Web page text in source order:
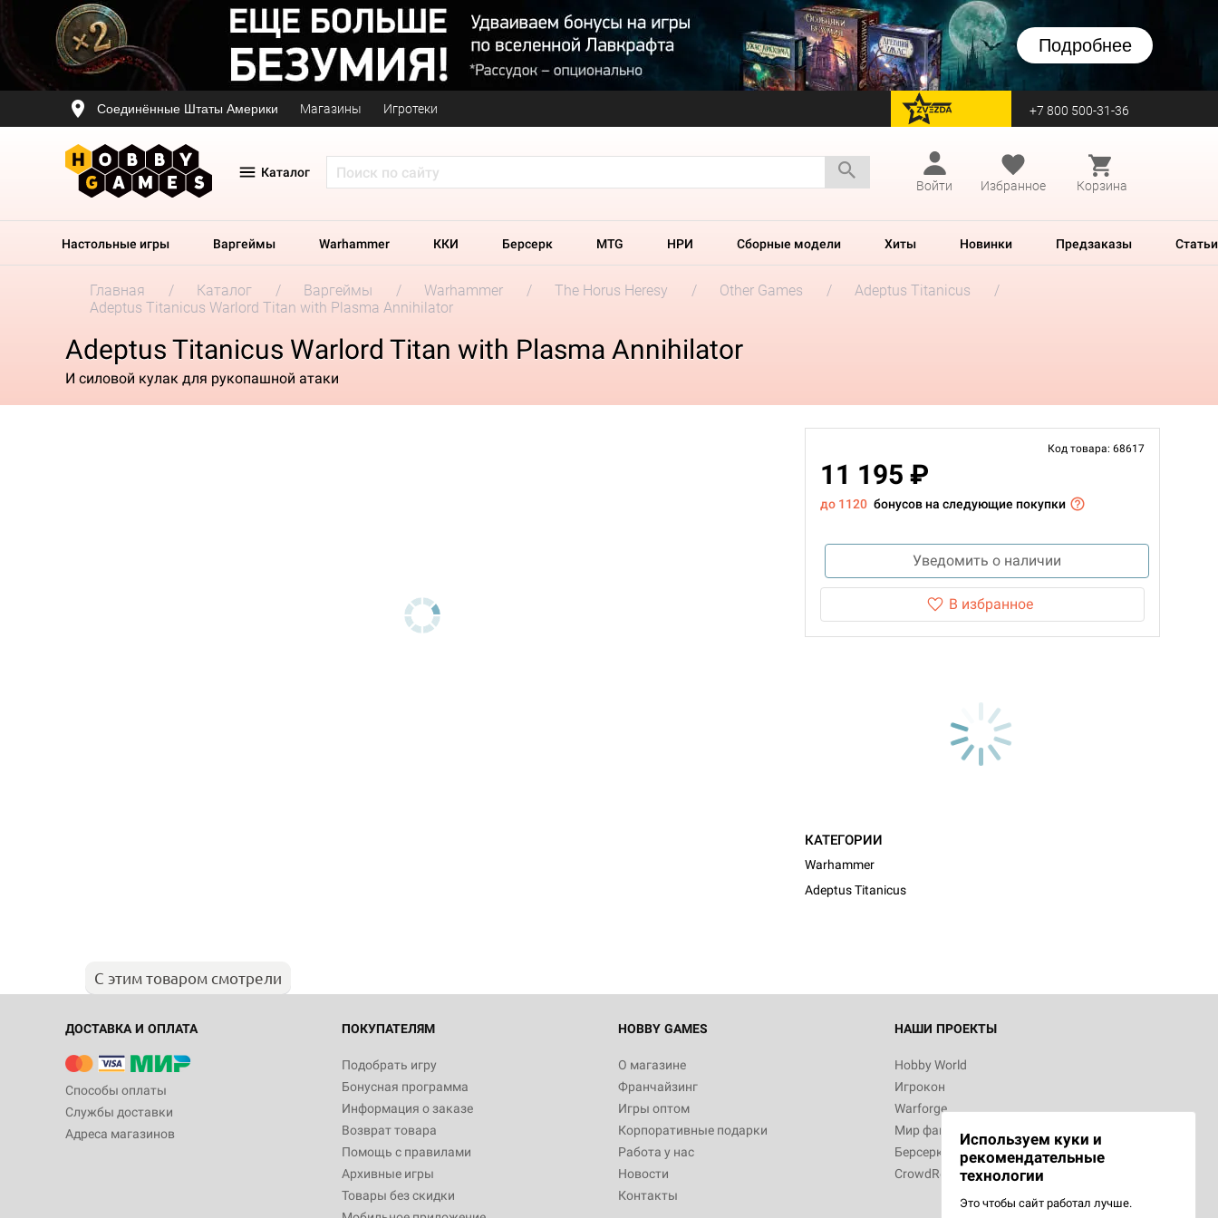
Подробнее
Соединённые Штаты Америки Магазины Игротеки перейти на Zvezda +7 800 500-31-36
Каталог
Войти
Избранное Корзина
Настольные игры Варгеймы Warhammer ККИ Берсерк MTG НРИ Сборные модели Хиты Новинки Предзаказы Статьи
Главная Каталог Варгеймы Warhammer The Horus Heresy Other Games
Adeptus Titanicus
Adeptus Titanicus Warlord Titan with Plasma Annihilator
Adeptus Titanicus Warlord Titan with Plasma Annihilator
И силовой кулак для рукопашной атаки
Код товара: 68617
11 195 ₽
до 1120 бонусов на следующие покупки
Уведомить о наличии
В избранное
КАТЕГОРИИ
Warhammer
Adeptus Titanicus
С этим товаром смотрели
ДОСТАВКА И ОПЛАТА
Способы оплаты
Службы доставки
Адреса магазинов
ПОКУПАТЕЛЯМ
Подобрать игру
Бонусная программа
Информация о заказе
Возврат товара
Помощь с правилами
Архивные игры
Товары без скидки
HOBBY GAMES
О магазине
Франчайзинг
Игры оптом
Корпоративные подарки
Работа у нас
Новости
Контакты
НАШИ ПРОЕКТЫ
Hobby World
Игрокон
Warforge
Мир фантастики
Берсерк
CrowdRepublic
Используем куки и
рекомендательные
технологии
Это чтобы сайт работал лучше.